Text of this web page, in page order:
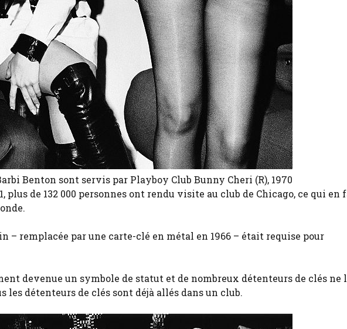
Benton sont servis par Playboy Club Bunny Cheri (R), 1970
plus de 132 000 personnes ont rendu visite au club de Chicago, ce qui en
– remplacée par une carte-clé en métal en 1966 – était requise pour
devenue un symbole de statut et de nombreux détenteurs de clés ne
les détenteurs de clés sont déjà allés dans un club.